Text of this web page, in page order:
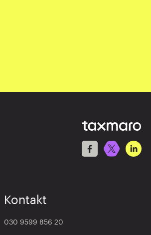
Kontakt
030 9599 856 20